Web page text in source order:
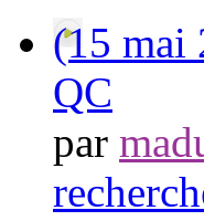
(15 mai
QC
par